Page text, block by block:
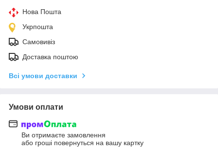
Нова Пошта
Укрпошта
Самовивіз
Доставка поштою
Всі умови доставки
Умови оплати
Ви отримаєте замовлення
або гроші повернуться на вашу картку